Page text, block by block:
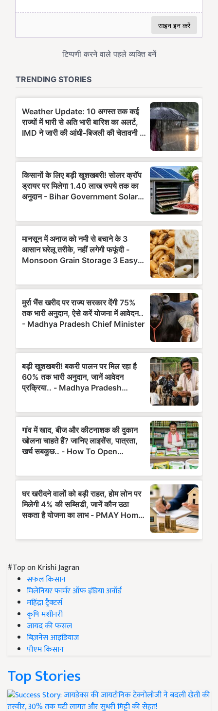
#Top on Krishi Jagran
सफल किसान
मिलेनियर फार्मर ऑफ इंडिया अवॉर्ड
महिंद्रा ट्रैक्टर्स
कृषि मशीनरी
जायद की फसल
बिज़नेस आइडियाज
पीएम किसान
Top Stories